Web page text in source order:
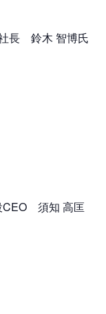
長 鈴木 智博氏
CEO 須知 高匡